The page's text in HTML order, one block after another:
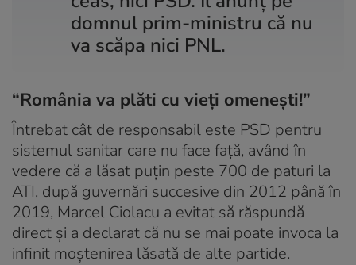
domnul prim-ministru că nu
va scăpa nici PNL.
“România va plăti cu vieți omenești!”
Întrebat cât de responsabil este PSD pentru
sistemul sanitar care nu face față, având în
vedere că a lăsat puțin peste 700 de paturi la
ATI, după guvernări succesive din 2012 până în
2019, Marcel Ciolacu a evitat să răspundă
direct și a declarat că nu se mai poate invoca la
infinit moștenirea lăsată de alte partide.